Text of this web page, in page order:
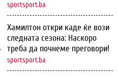
sportsport.ba
Хамилтон откри каде ќе вози
следната сезона: Наскоро
треба да почнеме преговори!
sportsport.ba